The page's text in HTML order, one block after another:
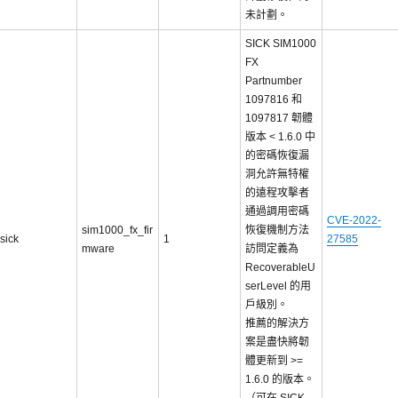
未計劃。
sick
sim1000_fx_fir
mware
1
SICK SIM1000
FX
Partnumber
1097816 和
1097817 韌體
版本 < 1.6.0 中
的密碼恢復漏
洞允許無特權
的遠程攻擊者
通過調用密碼
恢復機制方法
訪問定義為
RecoverableU
serLevel 的用
戶級別。
推薦的解決方
案是盡快將韌
體更新到 >=
1.6.0 的版本。
CVE-2022-
27585